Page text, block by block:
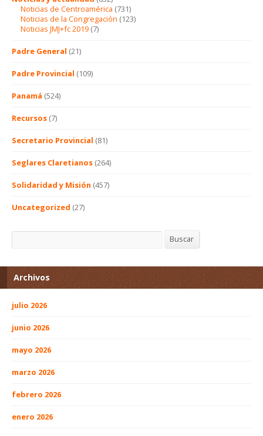
Noticias de Centroamérica (731)
Noticias de la Congregación (123)
Noticias JMJ+fc 2019 (7)
Padre General (21)
Padre Provincial (109)
Panamá (524)
Recursos (7)
Secretario Provincial (81)
Seglares Claretianos (264)
Solidaridad y Misión (457)
Uncategorized (27)
Buscar Buscar
Archivos
julio 2026
junio 2026
mayo 2026
marzo 2026
febrero 2026
enero 2026